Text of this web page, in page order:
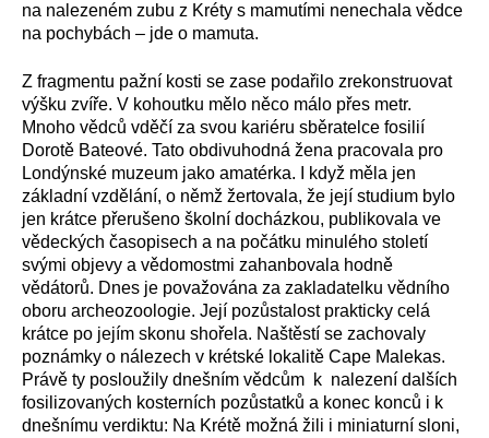
na nalezeném zubu z Kréty s mamutími nenechala vědce
na pochybách – jde o mamuta.
Z fragmentu pažní kosti se zase podařilo zrekonstruovat
výšku zvíře. V kohoutku mělo něco málo přes metr.
Mnoho vědců vděčí za svou kariéru sběratelce fosilií
Dorotě Bateové. Tato obdivuhodná žena pracovala pro
Londýnské muzeum jako amatérka. I když měla jen
základní vzdělání, o němž žertovala, že její studium bylo
jen krátce přerušeno školní docházkou, publikovala ve
vědeckých časopisech a na počátku minulého století
svými objevy a vědomostmi zahanbovala hodně
vědátorů. Dnes je považována za zakladatelku vědního
oboru archeozoologie. Její pozůstalost prakticky celá
krátce po jejím skonu shořela. Naštěstí se zachovaly
poznámky o nálezech v krétské lokalitě Cape Malekas.
Právě ty posloužily dnešním vědcům k nalezení dalších
fosilizovaných kosterních pozůstatků a konec konců i k
dnešnímu verdiktu: Na Krétě možná žili i miniaturní sloni,